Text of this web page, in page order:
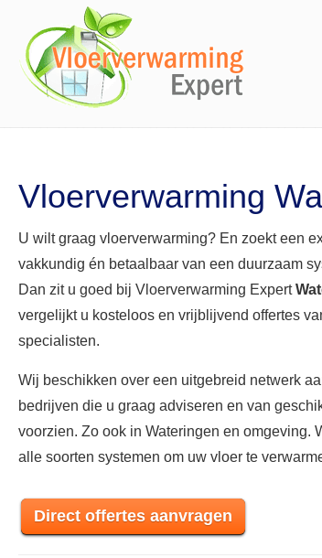
Vloerverwarming
U wilt graag vloerverwarming? En zoekt een
vakkundig én betaalbaar van een duurzaam
Dan zit u goed bij Vloerverwarming Expert
vergelijkt u kosteloos en vrijblijvend offertes
specialisten.
Wij beschikken over een uitgebreid netwerk
bedrijven die u graag adviseren en van
voorzien. Zo ook in Wateringen en omgeving.
alle soorten systemen om uw vloer te
Direct offertes aanvragen